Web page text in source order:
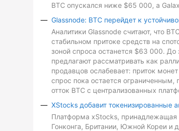
BTC опускался ниже $65 000, а
Glassnode: BTC перейдет к
Аналитики Glassnode считают, что
стабильном притоке средств на
зоной спроса останется $63 000.
предлагают рассматривать как
продавцов ослабевает: приток
спрос пока остается
отток BTC с централизованных
XStocks добавит токенизированные
Платформа xStocks, принадлежащая
Гонконга, Британии, Южной Кореи и